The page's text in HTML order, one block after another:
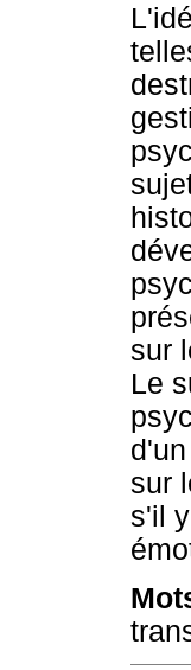
sur
Le
sur
s'il